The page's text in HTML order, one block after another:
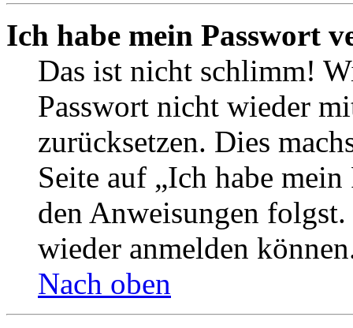
Ich habe mein Passwort
Das ist nicht schlimm!
Passwort nicht wieder
zurücksetzen. Dies
Seite auf „Ich habe
den Anweisungen
wieder anmelden
Nach oben